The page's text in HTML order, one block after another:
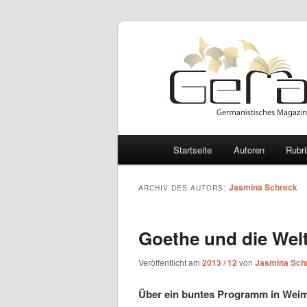
Zum Inhalt wechseln
Zum sekundären Inhalt
Startseite Autoren
ARCHIV DES AUTORS: Jasmina Schreck
Goethe und die
Veröffentlicht am 2013 / 12von Jasmina
Über ein buntes Programm in